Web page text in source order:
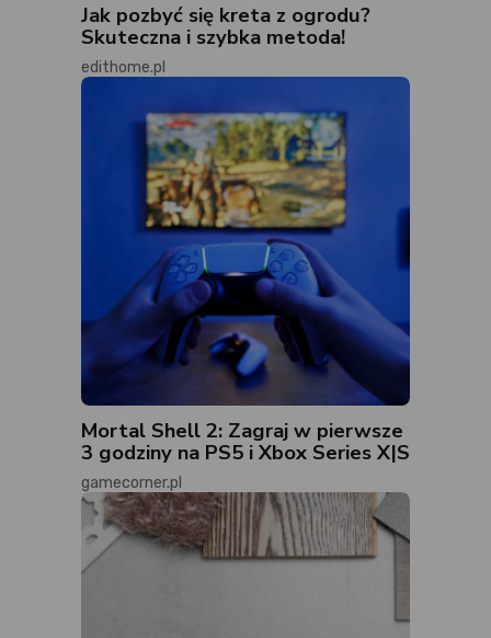
Jak pozbyć się kreta z ogrodu?
Skuteczna i szybka metoda!
edithome.pl
Mortal Shell 2: Zagraj w pierwsze
3 godziny na PS5 i Xbox Series X|S
gamecorner.pl